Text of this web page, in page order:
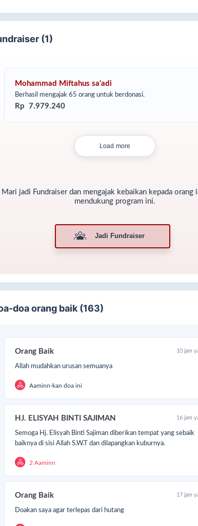
Bersama Hapus Buta Huruf Al-Quran
Indonesia
Yatim Penghafal Qur'an).
wilayah Indonesia untuk mengentaskan buta huruf
Al Quran yang layak di wilayah pedalaman sangat
(1)
Mohammad Miftahus sa'adi
Berhasil mengajak 65 orang untuk berdonasi.
Rp 7.979.240
Load more
Mari jadi Fundraiser dan mengajak kebaikan kepada orang
mendukung program ini.
Jadi Fundraiser
doa orang baik (163)
Orang Baik 10 jam
Allah mudahkan urusan semuanya
Aaminn-kan doa ini
HJ. ELISYAH BINTI SAJIMAN 16 jam
Semoga Hj. Elisyah Binti Sajiman diberikan tempat yang sebaik
baiknya di sisi Allah S.W.T dan dilapangkan kuburnya.
2 Aaminn
Orang Baik 17 jam
Doakan saya agar terlepas dari hutang